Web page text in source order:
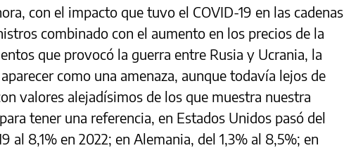
con el impacto que tuvo el COVID-19 en las cadenas
combinado con el aumento en los precios de la
que provocó la guerra entre Rusia y Ucrania, la
como una amenaza, aunque todavía lejos de
valores alejadísimos de los que muestra nuestra
tener una referencia, en Estados Unidos pasó del
al 8,1% en 2022; en Alemania, del 1,3% al 8,5%; en